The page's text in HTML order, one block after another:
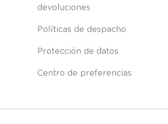
devoluciones
Políticas de despacho
Protección de datos
Centro de preferencias